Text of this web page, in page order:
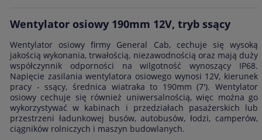
Wentylator osiowy 190mm 12V, tryb ssący
Wentylator osiowy firmy General Cab, cechuje się wysoką
jakością wykonania, trwałością, niezawodnością oraz mają duży
współczynnik odporności na wilgotność wynoszący IP68.
Napięcie zasilania wentylatora osiowego wynosi 12V, kierunek
pracy - ssący, średnica wiatraka to 190mm (7'). Wentylator
osiowy cechuje się również uniwersalnością, więc można go
wykorzystywać w kabinach i przedziałach pasażerskich lub
przestrzeni ładunkowej busów, autobusów, łodzi, camperów,
ciągników rolniczych i maszyn budowlanych.